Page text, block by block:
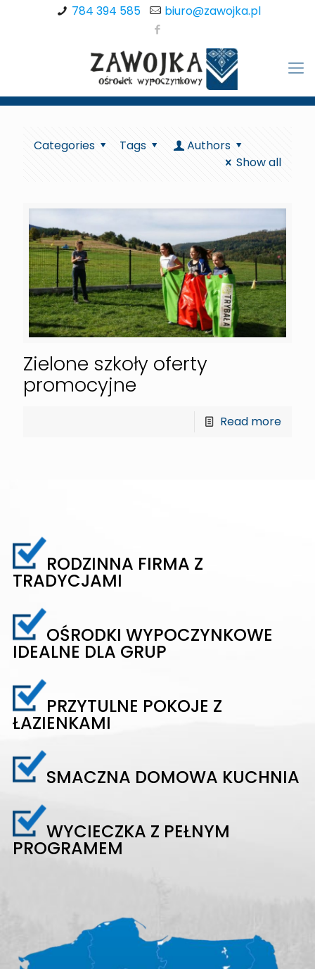
784 394 585 biuro@zawojka.pl
Categories Tags
Authors
Show all
Zielone szkoły oferty
promocyjne
Read more
RODZINNA FIRMA Z
TRADYCJAMI
OŚRODKI WYPOCZYNKOWE
IDEALNE DLA GRUP
PRZYTULNE POKOJE Z
ŁAZIENKAMI
SMACZNA DOMOWA KUCHNIA
WYCIECZKA Z PEŁNYM
PROGRAMEM